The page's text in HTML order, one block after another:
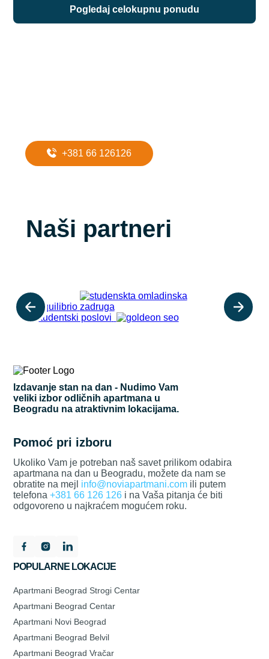
pogledaj celokupnu ponudu
+381 66 126126
Naši partneri
Izdavanje stan na dan - Nudimo Vam
veliki izbor odličnih apartmana u
Beogradu na atraktivnim lokacijama.
Pomoć pri izboru
Ukoliko Vam je potreban naš savet prilikom odabira
apartmana na dan u Beogradu, možete da nam se
obratite na mejl info@noviapartmani.com ili putem
telefona+381 66 126 126 i na Vaša pitanja će biti
odgovoreno u najkraćem mogućem roku.
POPULARNE LOKACIJE
Apartmani Beograd Strogi Centar
Apartmani Beograd Centar
Apartmani Novi Beograd
Apartmani Beograd Belvil
Apartmani Beograd Vračar